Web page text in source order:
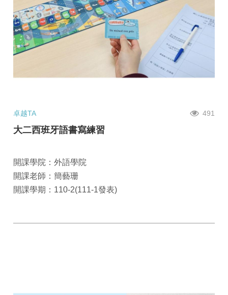
卓越TA 491
大二西班牙語書寫練習
開課學院：外語學院
開課老師：簡藝珊
開課學期：110-2(111-1發表)